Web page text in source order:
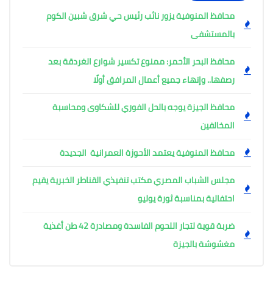
محافظ المنوفية يزور نائب رئيس حي شرق شبين الكوم
بالمستشفى
محافظ البحر الأحمر: ممنوع تكسير شوارع الغردقة بعد
رصفها.. وإنهاء جميع أعمال المرافق أولًا
محافظ الجيزة يوجه بالحل الفوري للشكاوى ومحاسبة
المخالفين
محافظ المنوفية يعتمد الأحوزة العمرانية الجديدة
مجلس الشباب المصري مكتب تنفيذي القناطر الخبرية يقيم
احتفالية بمناسبة ثورة يوليو
ضربة قوية لتجار اللحوم الفاسدة ومصادرة 42 طن أغذية
مغشوشة بالجيزة